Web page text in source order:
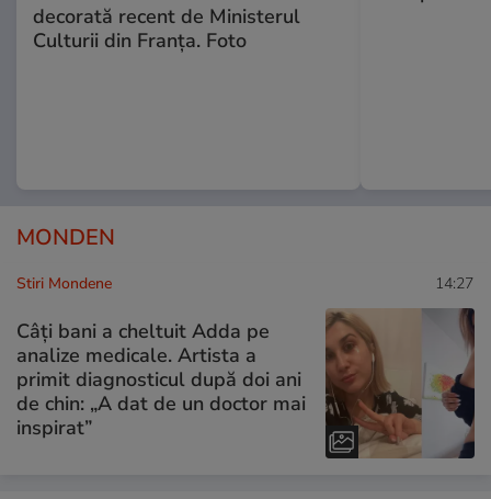
decorată recent de Ministerul
Culturii din Franța. Foto
MONDEN
Stiri Mondene 14:27
Câți bani a cheltuit Adda pe
analize medicale. Artista a
primit diagnosticul după doi ani
de chin: „A dat de un doctor mai
inspirat”